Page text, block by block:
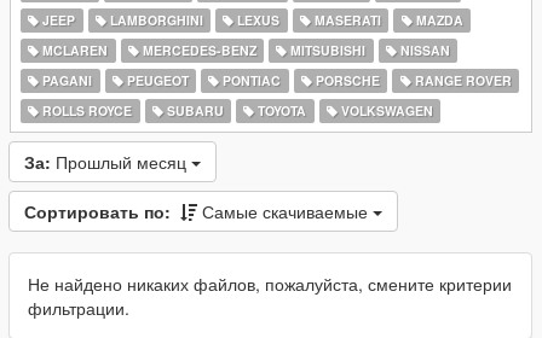
JEEP
LAMBORGHINI LEXUS MASERATI
MAZDA
MCLAREN
MERCEDES-BENZ MITSUBISHI
NISSAN
PAGANI
PEUGEOT PONTIAC PORSCHE
RANGE ROVER
ROLLS ROYCE
SUBARU TOYOTA VOLKSWAGEN
За: Прошлый месяц
Сортировать по: Самые скачиваемые
Не найдено никаких файлов, пожалуйста, смените критерии
фильтрации.